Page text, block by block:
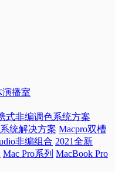
播室
式非编调色系统方案
统解决方案 Macpro双槽
非编组合 2021全新
Mac Pro系列 MacBook Pro